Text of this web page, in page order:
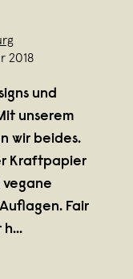
2018
und
unserem
wir beides.
Kraftpapier
Fair
h...